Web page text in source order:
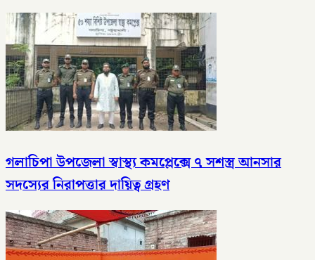
গলাচিপা উপজেলা স্বাস্থ্য কমপ্লেক্সে ৭ সশস্ত্র আনসার
সদস্যের নিরাপত্তার দায়িত্ব গ্রহণ